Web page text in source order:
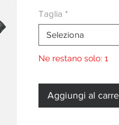
Taglia *
Seleziona
Ne restano solo: 1
Aggiungi al